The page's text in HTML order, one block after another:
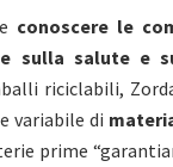
conoscere le
sulla salute e
riciclabili,
variabile di
prime